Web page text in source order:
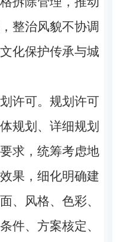
整治风貌不协调
化保护传承与城
许可。规划许可
规划、详细规划
求，统筹考虑地
果，细化明确建
、风格、色彩、
件、方案核定、